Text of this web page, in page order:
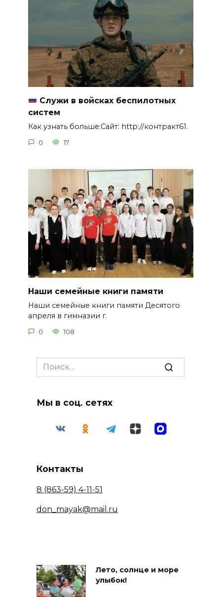
Служи в войсках беспилотных
систем
Как узнать больше:Сайт: http://контракт61.
0 17
Наши семейные книги памяти
Наши семейные книги памяти Десятого
апреля в гимназии г.
0 108
Search
for:
Мы в соц. сетях
Контакты
8 (863-59) 4-11-51
don_mayak@mail.ru
Лето, солнце и море
улыбок!